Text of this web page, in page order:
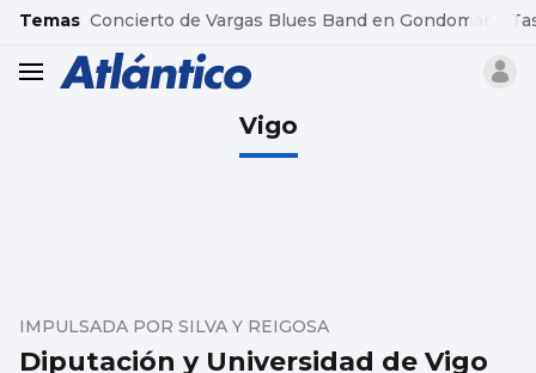
common.go-to-content
Temas Concierto de Vargas Blues Band en Gondomar
header.menu.open
Vigo
Diputación y Universidad de Vigo
IMPULSADA POR SILVA Y REIGOSA